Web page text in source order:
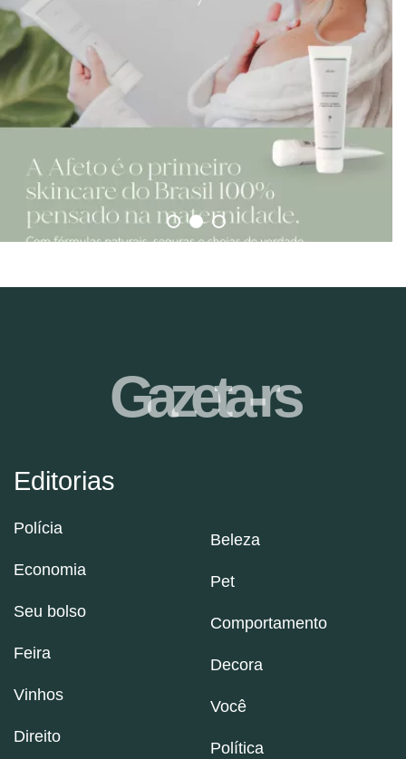
Editorias
Polícia
Economia
Seu bolso
Feira
Vinhos
Direito
Beleza
Pet
Comportamento
Decora
Você
Política
Gazeta-rs